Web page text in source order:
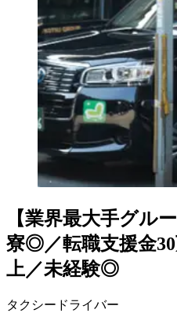
【業界最大手グル
寮◎／転職支援金
上／未経験◎
タクシードライバー